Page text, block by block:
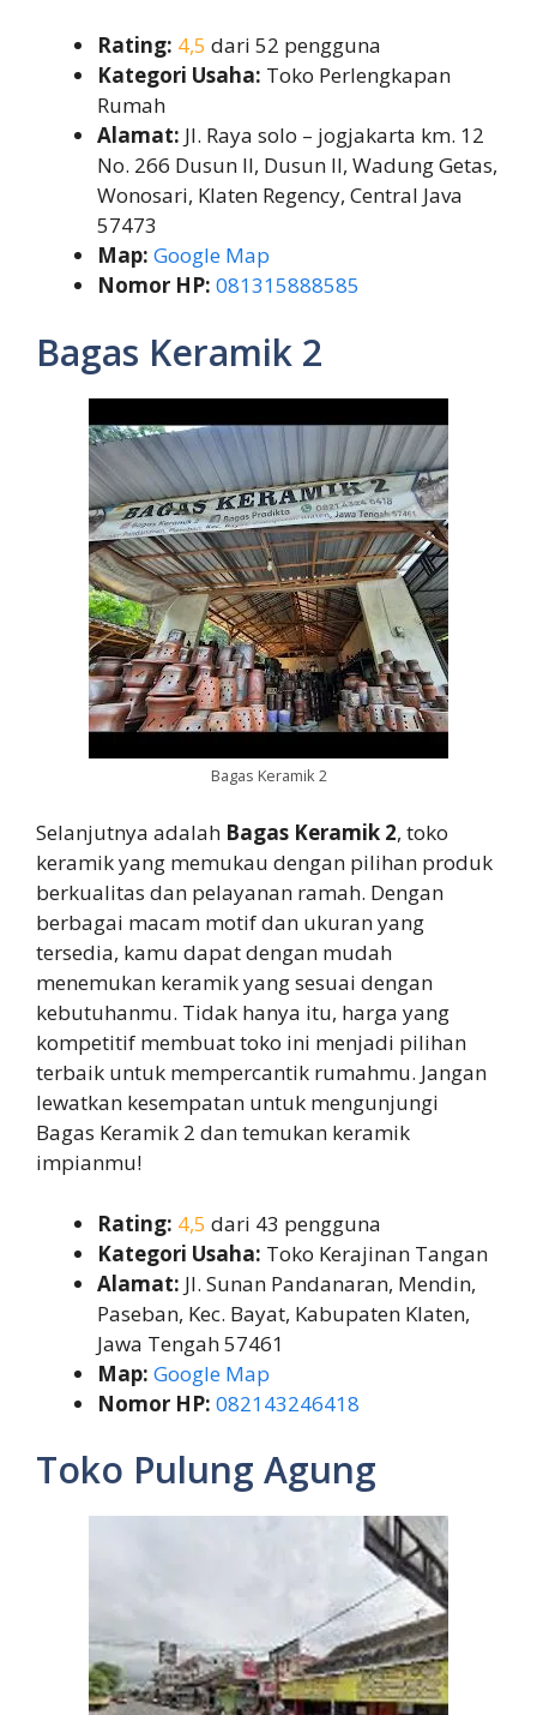
Rating: 4,5 dari 52 pengguna
Kategori Usaha: Toko Perlengkapan
Rumah
Alamat: Jl. Raya solo – jogjakarta km. 12
No. 266 Dusun II, Dusun II, Wadung Getas,
Wonosari, Klaten Regency, Central Java
57473
Map: Google Map
Nomor HP: 081315888585
Bagas Keramik 2
Bagas Keramik 2
Selanjutnya adalah Bagas Keramik 2, toko
keramik yang memukau dengan pilihan produk
berkualitas dan pelayanan ramah. Dengan
berbagai macam motif dan ukuran yang
tersedia, kamu dapat dengan mudah
menemukan keramik yang sesuai dengan
kebutuhanmu. Tidak hanya itu, harga yang
kompetitif membuat toko ini menjadi pilihan
terbaik untuk mempercantik rumahmu. Jangan
lewatkan kesempatan untuk mengunjungi
Bagas Keramik 2 dan temukan keramik
impianmu!
Rating: 4,5 dari 43 pengguna
Kategori Usaha: Toko Kerajinan Tangan
Alamat: Jl. Sunan Pandanaran, Mendin,
Paseban, Kec. Bayat, Kabupaten Klaten,
Jawa Tengah 57461
Map: Google Map
Nomor HP: 082143246418
Toko Pulung Agung